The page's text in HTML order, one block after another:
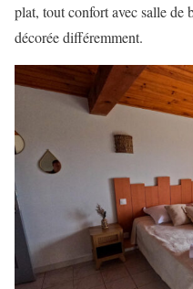
plat, tout confort avec salle de
décorée différemment.